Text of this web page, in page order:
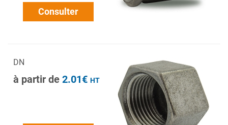
Consulter
DN
à partir de 2.01€ HT